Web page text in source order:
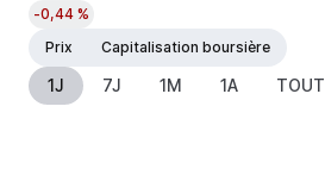
-0,44 %
Prix
Capitalisation boursière
1J 7J 1M 1A TOUT